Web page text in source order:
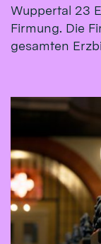
Wuppertal 23
Firmung. Die
gesamten